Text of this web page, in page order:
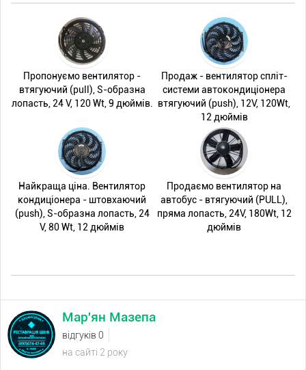
Пропонуємо вентилятор -
втягуючий (pull), S-образна
лопасть, 24 V, 120 Wt, 9 дюймів.
Продаж - вентилятор спліт-
системи автокондиціонера
втягуючий (push), 12V, 120Wt,
12 дюймів
Найкраща ціна. Вентилятор
кондиціонера - штовхаючий
(push), S-образна лопасть, 24
V, 80 Wt, 12 дюймів
Продаємо вентилятор на
автобус - втягуючий (PULL),
пряма лопасть, 24V, 180Wt, 12
дюймів
Мар'ян Мазепа
відгуків 0
на сайті 2 року